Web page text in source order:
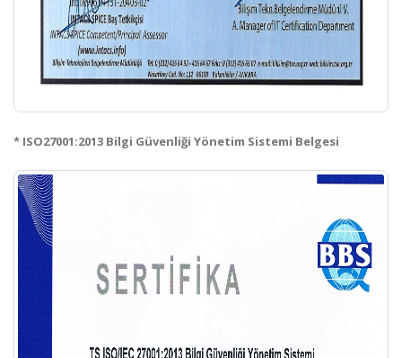
* ISO27001:2013 Bilgi Güvenliği Yönetim Sistemi Belgesi